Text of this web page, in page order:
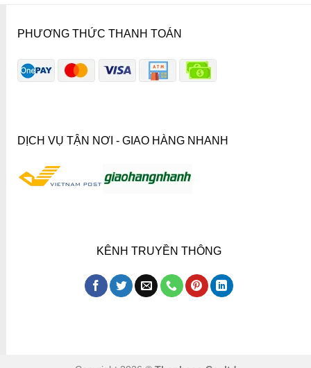
PHƯƠNG THỨC THANH TOÁN
DỊCH VỤ TẬN NƠI - GIAO HÀNG NHANH
KÊNH TRUYỀN THÔNG